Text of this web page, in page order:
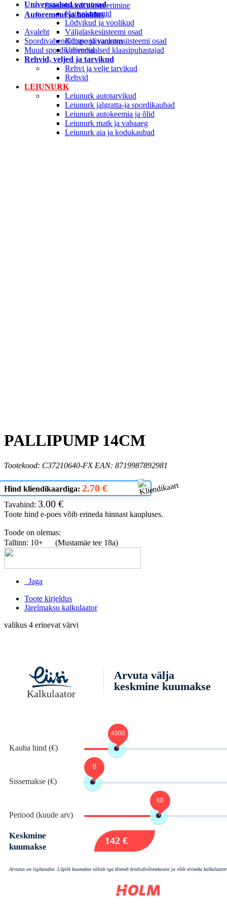
Universaalsed varuosad
Kaitsekummid
Lõdvikud ja voolikud
Väljalaskesüsteemi osad
Kütuse ja vaakumsüsteemi osad
Universaalsed klaasipuhastajad
Rehvid, veljed ja tarvikud
Rehvi ja velje tarvikud
Rehvid
LEIUNURK
Leiunurk autotarvikud
Leiunurk jalgratta-ja spordikaubad
Leiunurk autokeemia ja õlid
Leiunurk matk ja vabaaeg
Leiunurk aia ja kodukaubad
Säästukaardi aktiveerimine
Autoremont ja hooldus
Avaleht
Spordivahendid,spordivarustus
Muud spordivahendid
PALLIPUMP 14CM
Tootekood: C37210640-FX EAN: 8719987892981
Hind kliendikaardiga: 2.70 €
Tavahind: 3.00 €
Toote hind e-poes võib erineda hinnast kaupluses.
Toode on olemas:
Tallinn: 10+
(Mustamäe tee 18a)
Jaga
Toote kirjeldus
Järelmaksu kalkulaator
valikus 4 erinevat värvi